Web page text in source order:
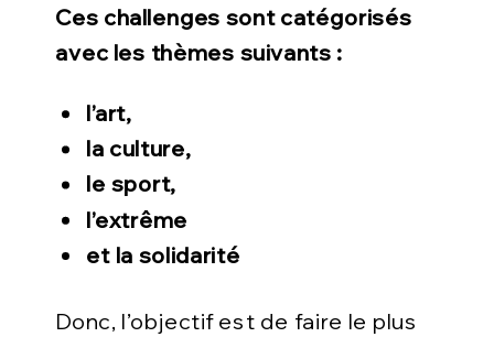
Ces challenges sont catégorisés
avec les thèmes suivants :
l’art,
la culture,
le sport,
l’extrême
et la solidarité
Donc, l’objectif est de faire le plus